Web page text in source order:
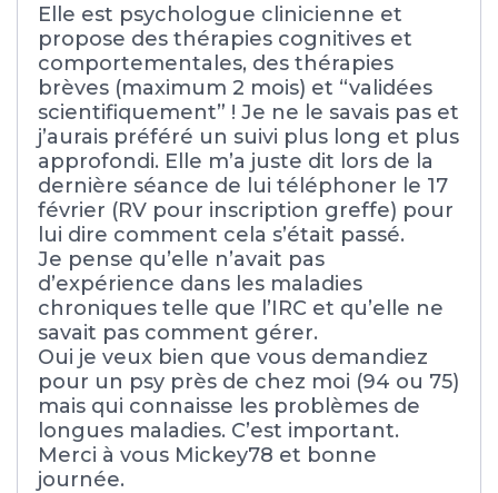
Elle est psychologue clinicienne et
propose des thérapies cognitives et
comportementales, des thérapies
brèves (maximum 2 mois) et “validées
scientifiquement” ! Je ne le savais pas et
j’aurais préféré un suivi plus long et plus
approfondi. Elle m’a juste dit lors de la
dernière séance de lui téléphoner le 17
février (RV pour inscription greffe) pour
lui dire comment cela s’était passé.
Je pense qu’elle n’avait pas
d’expérience dans les maladies
chroniques telle que l’IRC et qu’elle ne
savait pas comment gérer.
Oui je veux bien que vous demandiez
pour un psy près de chez moi (94 ou 75)
mais qui connaisse les problèmes de
longues maladies. C’est important.
Merci à vous Mickey78 et bonne
journée.